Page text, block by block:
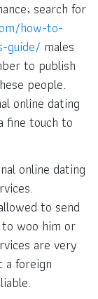
search for
how-to-
guide/ males
to publish
people.
online dating
fine touch to
online dating
to send
woo him or
are very
a foreign